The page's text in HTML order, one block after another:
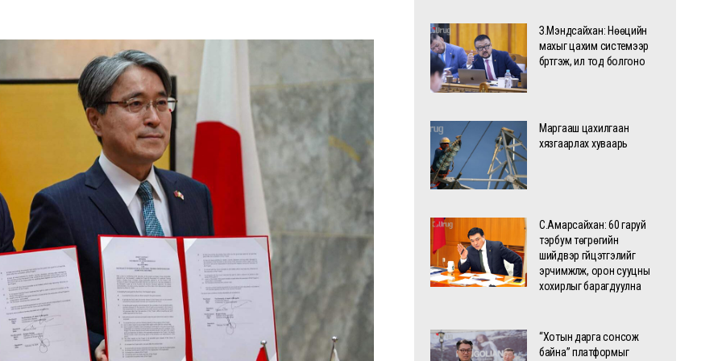
З.Мэндсайхан: Нөөцийн
махыг цахим системээр
бүртгэж, ил тод болгоно
Маргааш цахилгаан
хязгаарлах хуваарь
С.Амарсайхан: 60 гаруй
тэрбум төгрөгийн
шийдвэр гүйцэтгэлийг
эрчимжүүлж, орон сууцны
хохирлыг барагдуулна
“Хотын дарга сонсож
байна” платформыг